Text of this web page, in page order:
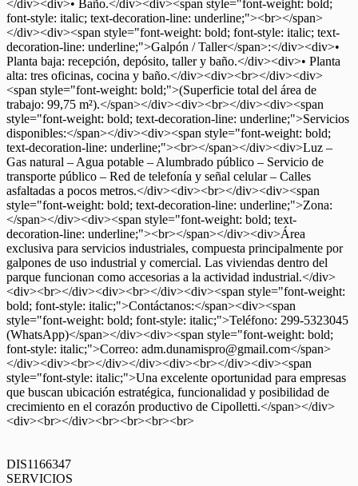
</div><div>• Baño.</div><div><span style="font-weight: bold;
font-style: italic; text-decoration-line: underline;"><br></span>
</div><div><span style="font-weight: bold; font-style: italic; text-
decoration-line: underline;">Galpón / Taller</span>:</div><div>•
Planta baja: recepción, depósito, taller y baño.</div><div>• Planta
alta: tres oficinas, cocina y baño.</div><div><br></div><div>
<span style="font-weight: bold;">(Superficie total del área de
trabajo: 99,75 m²).</span></div><div><br></div><div><span
style="font-weight: bold; text-decoration-line: underline;">Servicios
disponibles:</span></div><div><span style="font-weight: bold;
text-decoration-line: underline;"><br></span></div><div>Luz –
Gas natural – Agua potable – Alumbrado público – Servicio de
transporte público – Red de telefonía y señal celular – Calles
asfaltadas a pocos metros.</div><div><br></div><div><span
style="font-weight: bold; text-decoration-line: underline;">Zona:
</span></div><div><span style="font-weight: bold; text-
decoration-line: underline;"><br></span></div><div>Área
exclusiva para servicios industriales, compuesta principalmente por
galpones de uso industrial y comercial. Las viviendas dentro del
parque funcionan como accesorias a la actividad industrial.</div>
<div><br></div><div><br></div><div><span style="font-weight:
bold; font-style: italic;">Contáctanos:</span><div><span
style="font-weight: bold; font-style: italic;">Teléfono: 299-5323045
(WhatsApp)</span></div><div><span style="font-weight: bold;
font-style: italic;">Correo: adm.dunamispro@gmail.com</span>
</div><div><br></div></div><div><br></div><div><span
style="font-style: italic;">Una excelente oportunidad para empresas
que buscan ubicación estratégica, funcionalidad y posibilidad de
crecimiento en el corazón productivo de Cipolletti.</span></div>
<div><br></div><br><br><br><br>
DIS1166347
SERVICIOS